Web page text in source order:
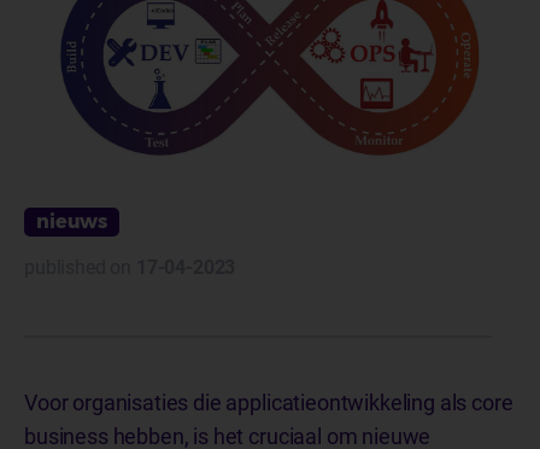
nieuws
Voor organisaties die applicatieontwikkeling als core
business hebben, is het cruciaal om nieuwe